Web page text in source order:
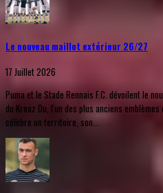
Le nouveau maillot extérieur 26/27
17 Juillet 2026
Puma et le Stade Rennais F.C. dévoilent le
du Kroaz Du, l'un des plus anciens
célèbre un territoire, son...